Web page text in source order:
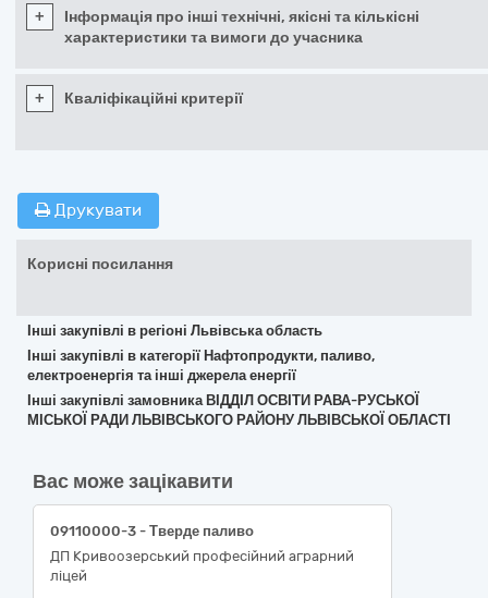
+
Інформація про інші технічні, якісні та кількісні
характеристики та вимоги до учасника
+ Кваліфікаційні критерії
Друкувати
Корисні посилання
Інші закупівлі в регіоні Львівська область
Інші закупівлі в категорії Нафтопродукти, паливо,
електроенергія та інші джерела енергії
Інші закупівлі замовника ВІДДІЛ ОСВІТИ РАВА-РУСЬКОЇ
МІСЬКОЇ РАДИ ЛЬВІВСЬКОГО РАЙОНУ ЛЬВІВСЬКОЇ ОБЛАСТІ
Вас може зацікавити
09110000-3 - Тверде паливо
ДП Кривоозерський професійний аграрний
ліцей